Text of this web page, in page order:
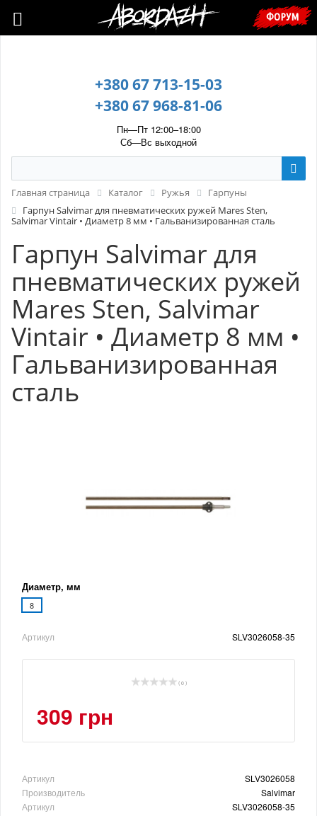
🇺🇦 У зв’язку з воєнним станом, прохання уточнювати ціну та
наявність у менеджера. 🇺🇦
+380 67 713-15-03
+380 67 968-81-06
Пн—Пт 12:00–18:00
Сб—Вс выходной
ФОРУМ
Главная страница Каталог Ружья
Гарпуны
Гарпун Salvimar для пневматических ружей Mares Sten,
Salvimar Vintair • Диаметр 8 мм • Гальванизированная сталь
Гарпун Salvimar для
пневматических ружей
Mares Sten, Salvimar
Vintair • Диаметр 8 мм •
Гальванизированная
сталь
Диаметр, мм
8
Артикул SLV3026058-35
( 0 )
309 грн
Артикул
SLV3026058
Производитель
Salvimar
Артикул
SLV3026058-35